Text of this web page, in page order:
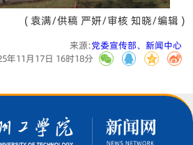
( 袁满/供稿 严妍/审核 知晓/编辑 )
来源:党委宣传部、新闻中心
年11月17日 16时18分